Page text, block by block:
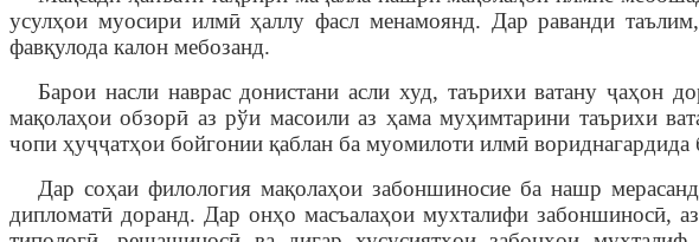
усулҳои муосири илмӣ ҳаллу фасл менамоянд. Дар раванди
фавқулода калон мебозанд.
Барои насли наврас донистани асли худ, таърихи ватану ҷаҳон
мақолаҳои обзорӣ аз рўи масоили аз ҳама муҳимтарини таърихи
чопи ҳуҷҷатҳои бойгонии қаблан ба муомилоти илмӣ вориднагардида
Дар соҳаи филология мақолаҳои забоншиносие ба нашр
дипломатӣ доранд. Дар онҳо масъалаҳои мухталифи забоншиносӣ,